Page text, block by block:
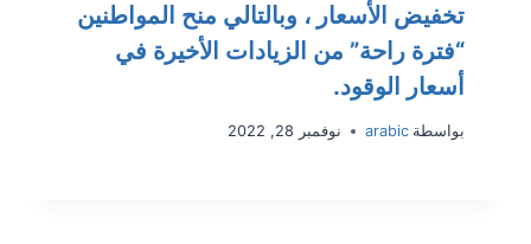
تخفيض الأسعار ، وبالتالي منح المواطنين
“فترة راحة” من الزيادات الأخيرة في
أسعار الوقود.
بواسطة arabic نوفمبر 28, 2022